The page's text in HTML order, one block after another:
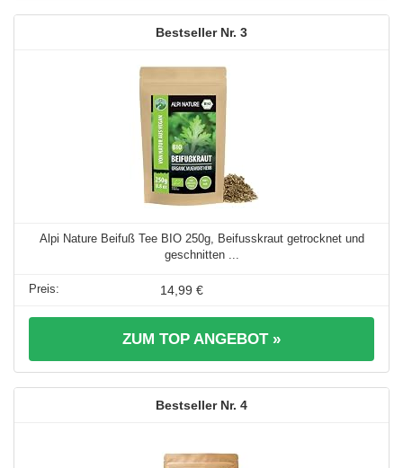
3
Alpi Nature Beifuß Tee BIO 250g, Beifusskraut getrocknet und
geschnitten ...
14,99 €
ZUM TOP ANGEBOT »
4